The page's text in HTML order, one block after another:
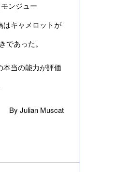
ンジュー
はキャメロットが
あった。
当の能力が評価
By Julian Muscat